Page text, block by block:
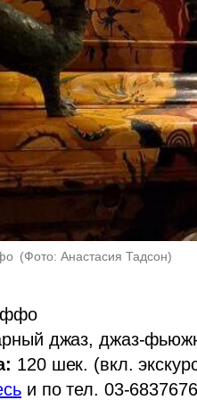
(Фото: Анастасия Тадсон)
Тель-Авив - Яффо
и по тел. 03-6837676